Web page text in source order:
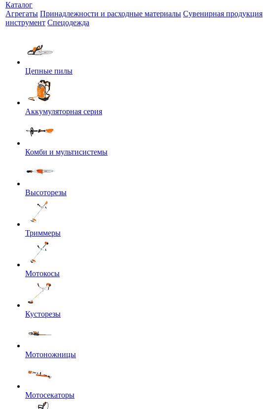
Каталог
Агрегаты Принадлежности и расходные материалы Сувенирная продукция
инструмент Спецодежда
Цепные пилы
Аккумуляторная серия
Комби и мультисистемы
Высоторезы
Триммеры
Мотокосы
Кусторезы
Мотоножницы
Мотосекаторы